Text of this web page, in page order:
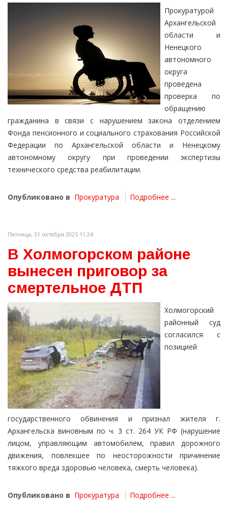
Прокуратурой
Архангельской
области и
Ненецкого
автономного
округа
проведена
проверка по
обращению
гражданина в связи с нарушением закона отделением
Фонда пенсионного и социального страхования Российской
Федерации по Архангельской области и Ненецкому
автономному округу при проведении экспертизы
технического средства реабилитации.
Опубликовано в Прокуратура Подробнее ...
Пятница, 31 октября 2025 11:24
В Холмогорском районе
вынесен приговор за
смертельное ДТП
Холмогорский
районный суд
согласился с
позицией
государственного обвинения и признал жителя г.
Архангельска виновным по ч. 3 ст. 264 УК РФ (нарушение
лицом, управляющим автомобилем, правил дорожного
движения, повлекшее по неосторожности причинение
тяжкого вреда здоровью человека, смерть человека).
Опубликовано в Прокуратура Подробнее ...